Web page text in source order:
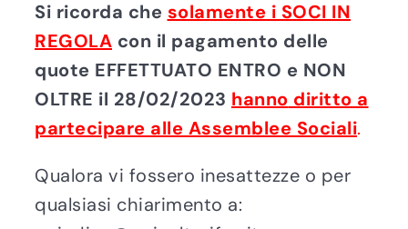
Si ricorda che solamente i SOCI IN
REGOLA con il pagamento delle
quote EFFETTUATO ENTRO e NON
OLTRE il 28/02/2023 hanno diritto a
partecipare alle Assemblee Sociali.
Qualora vi fossero inesattezze o per
qualsiasi chiarimento a: